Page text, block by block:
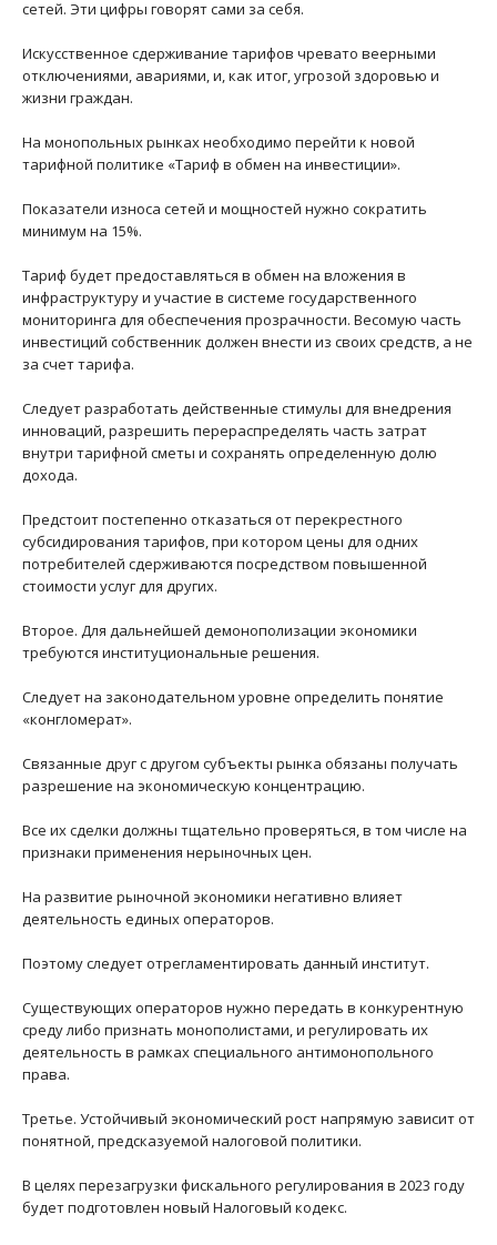
сетей. Эти цифры говорят сами за себя.
Искусственное сдерживание тарифов чревато веерными
отключениями, авариями, и, как итог, угрозой здоровью и
жизни граждан.
На монопольных рынках необходимо перейти к новой
тарифной политике «Тариф в обмен на инвестиции».
Показатели износа сетей и мощностей нужно сократить
минимум на 15%.
Тариф будет предоставляться в обмен на вложения в
инфраструктуру и участие в системе государственного
мониторинга для обеспечения прозрачности. Весомую часть
инвестиций собственник должен внести из своих средств, а не
за счет тарифа.
Следует разработать действенные стимулы для внедрения
инноваций, разрешить перераспределять часть затрат
внутри тарифной сметы и сохранять определенную долю
дохода.
Предстоит постепенно отказаться от перекрестного
субсидирования тарифов, при котором цены для одних
потребителей сдерживаются посредством повышенной
стоимости услуг для других.
Второе. Для дальнейшей демонополизации экономики
требуются институциональные решения.
Следует на законодательном уровне определить понятие
«конгломерат».
Связанные друг с другом субъекты рынка обязаны получать
разрешение на экономическую концентрацию.
Все их сделки должны тщательно проверяться, в том числе на
признаки применения нерыночных цен.
На развитие рыночной экономики негативно влияет
деятельность единых операторов.
Поэтому следует отрегламентировать данный институт.
Существующих операторов нужно передать в конкурентную
среду либо признать монополистами, и регулировать их
деятельность в рамках специального антимонопольного
права.
Третье. Устойчивый экономический рост напрямую зависит от
понятной, предсказуемой налоговой политики.
В целях перезагрузки фискального регулирования в 2023 году
будет подготовлен новый Налоговый кодекс.